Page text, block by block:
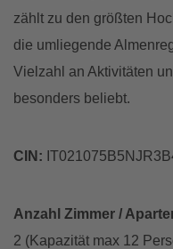
zählt zu den größten
die umliegende
Vielzahl an Aktivitäten
besonders beliebt.
CIN:
Anzahl Zimmer /
2 (Kapazität max 12